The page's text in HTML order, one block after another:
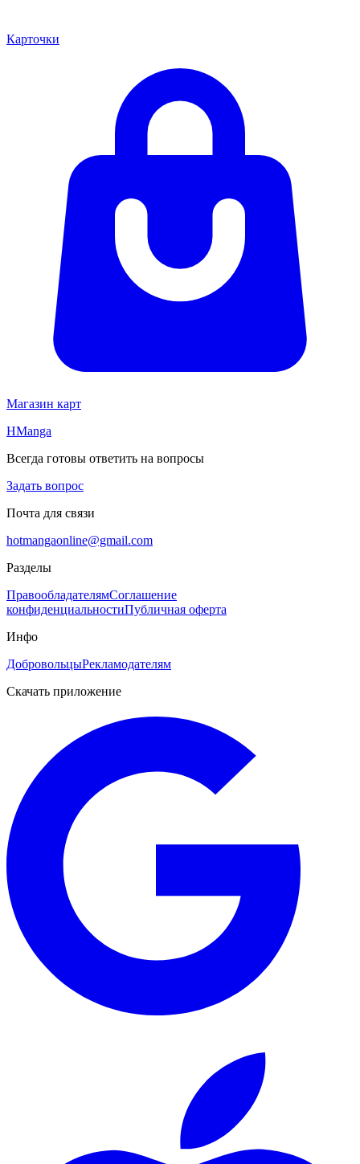
Карточки
Магазин карт
HManga
Всегда готовы ответить на вопросы
Задать вопрос
Почта для связи
hotmangaonline@gmail.com
Разделы
ПравообладателямСоглашение
конфиденциальностиПубличная оферта
Инфо
ДобровольцыРекламодателям
Скачать приложение